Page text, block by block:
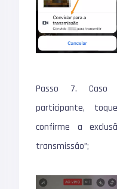
Passo 7. Caso
participante,
confirme a
transmissão”;